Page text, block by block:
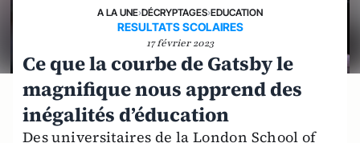
A LA UNE›DÉCRYPTAGES›EDUCATION
RESULTATS SCOLAIRES
17 février 2023
Ce que la courbe de Gatsby le
magnifique nous apprend des
inégalités d’éducation
Des universitaires de la London School of